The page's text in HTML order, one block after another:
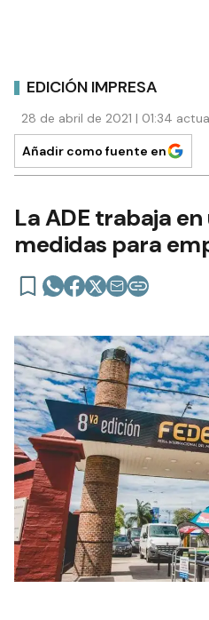
EDICIÓN IMPRESA
28 de abril de 2021 | 01:34
Añadir como fuente en
La ADE trabaja
medidas para